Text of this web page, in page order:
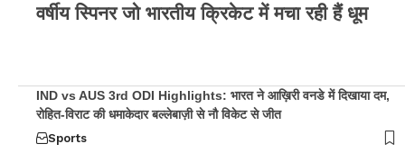
वर्षीय स्पिनर जो भारतीय क्रिकेट में मचा रही हैं धूम
IND vs AUS 3rd ODI Highlights: भारत ने आख़िरी वनडे में दिखाया दम,
रोहित-विराट की धमाकेदार बल्लेबाज़ी से नौ विकेट से जीत
Sports